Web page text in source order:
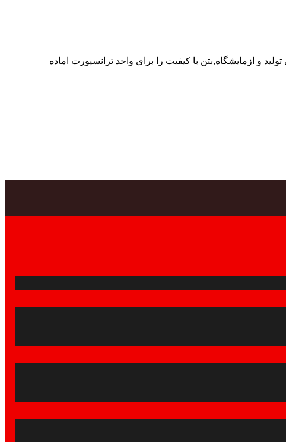
کنار پرسنل متخصص و پر تلاش واحدهای تولید و ازمایشگاه,بتن با کیفیت را برای واحد ترانسپورت اماده